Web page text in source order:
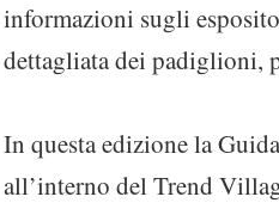
informazioni sugli
dettagliata dei padiglioni,
In questa edizione la
all’interno del Trend